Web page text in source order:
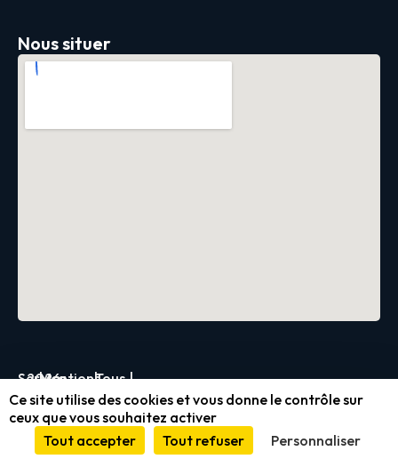
Nous situer
Servica
2026
|Mentions
légales
et
conformité
|Tous
droits
réservés
|
Ce site utilise des cookies et vous donne le contrôle sur
ceux que vous souhaitez activer
Tout accepter
Tout refuser Personnaliser